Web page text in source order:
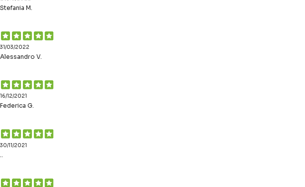
Stefania M.
31/03/2022
Alessandro V.
16/12/2021
Federica G.
30/11/2021